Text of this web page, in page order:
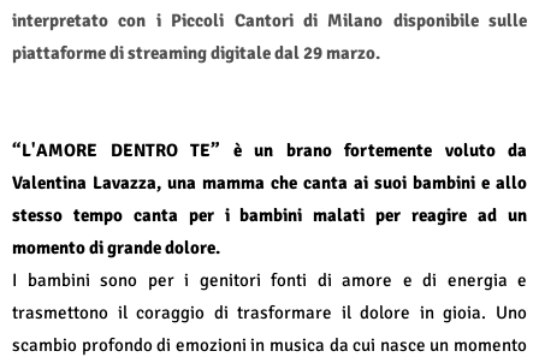
interpretato con i Piccoli Cantori di Milano disponibile sulle
piattaforme di streaming digitale dal 29 marzo.
“L'AMORE DENTRO TE” è un brano fortemente voluto da
Valentina Lavazza, una mamma che canta ai suoi bambini e allo
stesso tempo canta per i bambini malati per reagire ad un
momento di grande dolore.
I bambini sono per i genitori fonti di amore e di energia e
trasmettono il coraggio di trasformare il dolore in gioia. Uno
scambio profondo di emozioni in musica da cui nasce un momento